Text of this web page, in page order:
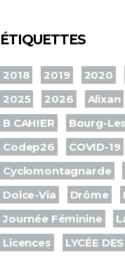
ÉTIQUETTES
2018 2019 2020
2025
2026 Alixan
B CAHIER
Bourg-
Codep26
COVID-19
Cyclomontagnarde
Dolce-Via
Drôme
Journée Féminine
Licences
LYCÉE